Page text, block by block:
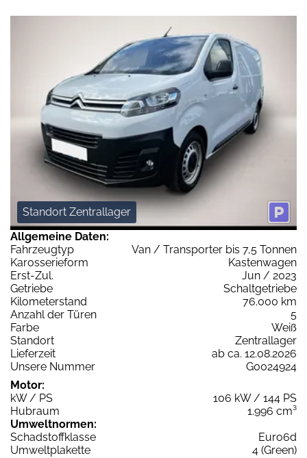
Standort Zentrallager
Allgemeine Daten:
Fahrzeugtyp
Van / Transporter bis 7,5 Tonnen
Karosserieform
Kastenwagen
Erst-Zul.
Jun / 2023
Getriebe
Schaltgetriebe
Kilometerstand
76.000 km
Anzahl der Türen
5
Farbe
Weiß
Standort
Zentrallager
Lieferzeit
ab ca. 12.08.2026
Unsere Nummer
G0024924
Motor:
kW / PS
106 kW / 144 PS
Hubraum
1.996 cm³
Umweltnormen:
Schadstoffklasse
Euro6d
Umweltplakette
4 (Green)